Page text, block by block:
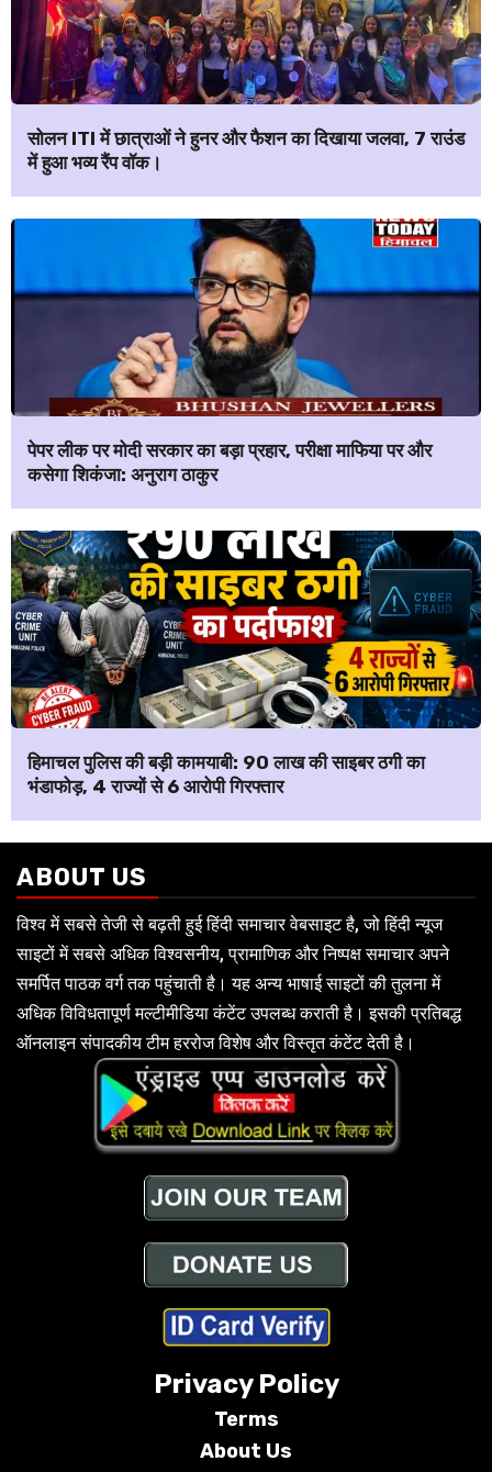
सोलन ITI में छात्राओं ने हुनर और फैशन का दिखाया जलवा, 7 राउंड
में हुआ भव्य रैंप वॉक।
पेपर लीक पर मोदी सरकार का बड़ा प्रहार, परीक्षा माफिया पर और
कसेगा शिकंजा: अनुराग ठाकुर
हिमाचल पुलिस की बड़ी कामयाबी: ₹90 लाख की साइबर ठगी का
भंडाफोड़, 4 राज्यों से 6 आरोपी गिरफ्तार
ABOUT US
विश्व में सबसे तेजी से बढ़ती हुई हिंदी समाचार वेबसाइट है, जो हिंदी न्यूज
साइटों में सबसे अधिक विश्वसनीय, प्रामाणिक और निष्पक्ष समाचार अपने
समर्पित पाठक वर्ग तक पहुंचाती है। यह अन्य भाषाई साइटों की तुलना में
अधिक विविधतापूर्ण मल्टीमीडिया कंटेंट उपलब्ध कराती है। इसकी प्रतिबद्ध
ऑनलाइन संपादकीय टीम हररोज विशेष और विस्तृत कंटेंट देती है।
Privacy Policy
Terms
About Us